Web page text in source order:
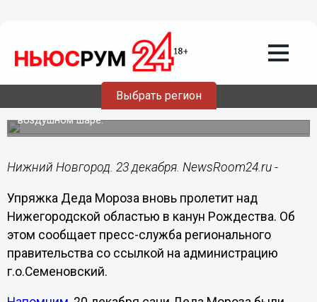
Выбрать регион
Дед Мороз пролетит над
Нижегородской областью в канун
Рождества
Новогодний волшебник поднимется в небо на
воздушном шаре.
Нижний Новгород. 23 декабря. NewsRoom24.ru -
Упряжка Деда Мороза вновь пролетит над
Нижегородской областью в канун Рождества. Об
этом сообщает пресс-служба регионального
правительства со ссылкой на администрацию
г.о.Семеновский.